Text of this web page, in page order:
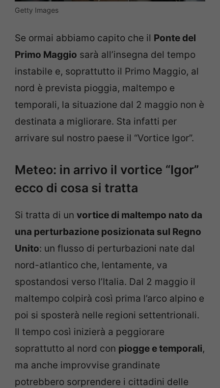
Getty Images
Se ormai abbiamo capito che il Ponte del
Primo Maggio sarà all’insegna del tempo
instabile e, soprattutto il Primo Maggio, al
nord è prevista pioggia, maltempo e
temporali, la situazione dal 2 maggio non è
destinata a migliorare. Sta infatti per
arrivare sul nostro paese il “Vortice Igor”.
Meteo: in arrivo il vortice “Igor”
ecco di cosa si tratta
Si tratta di un vortice di maltempo nato da
una perturbazione posizionata sul Regno
Unito: un flusso di perturbazioni nate dal
nord-atlantico che, lentamente, va
spostandosi verso l’Italia. Dal 2 maggio il
maltempo colpirà così prima l’arco alpino e
poi si sposterà nelle regioni settentrionali.
Il tempo così inizierà a peggiorare
soprattutto al nord con piogge e temporali,
ma anche improvvise grandinate
potrebbero sorprendere i cittadini delle